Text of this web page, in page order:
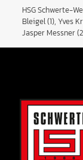
HSG Schwerte-
Bleigel (1), Yves
Jasper Messner